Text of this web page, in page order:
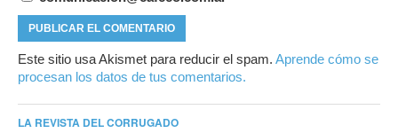
Este sitio usa Akismet para reducir el spam. Aprende cómo se
procesan los datos de tus comentarios.
LA REVISTA DEL CORRUGADO